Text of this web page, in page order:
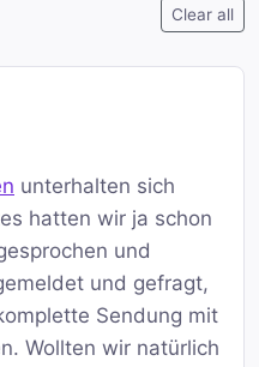
Clear all
unterhalten sich
hatten wir ja schon
und
und gefragt,
Sendung mit
Wollten wir natürlich